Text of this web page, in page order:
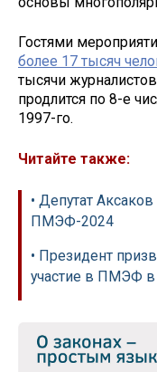
Гостями
более 17 тысяч
тысячи
продлится по 8-е
1997-го.
Читайте также:
• Депутат
ПМЭФ-2024
• Президент
участие в ПМЭФ в